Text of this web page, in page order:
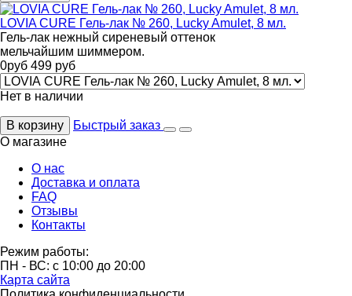
LOVIA CURE Гель-лак № 260, Lucky Amulet, 8 мл.
Гель-лак нежный сиреневый оттенок
мельчайшим шиммером.
0руб 499 руб
Нет в наличии
В корзину
Быстрый заказ
О магазине
О нас
Доставка и оплата
FAQ
Отзывы
Контакты
Режим работы:
ПН - ВС: с 10:00 до 20:00
Карта сайта